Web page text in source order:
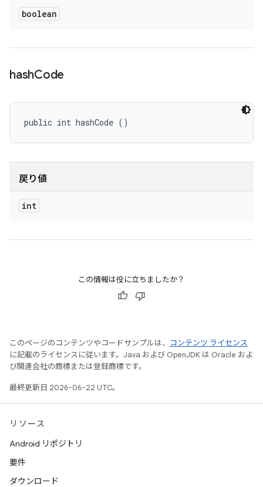
boolean
hashCode
public int hashCode ()
戻り値
int
この情報は役に立ちましたか？
このページのコンテンツやコードサンプルは、
コンテンツ ライセンス
に記載のライセンスに従います。Java および OpenJDK は Oracle およ
び関連会社の商標または登録商標です。
最終更新日 2026-06-22 UTC。
リソース
Android リポジトリ
要件
ダウンロード